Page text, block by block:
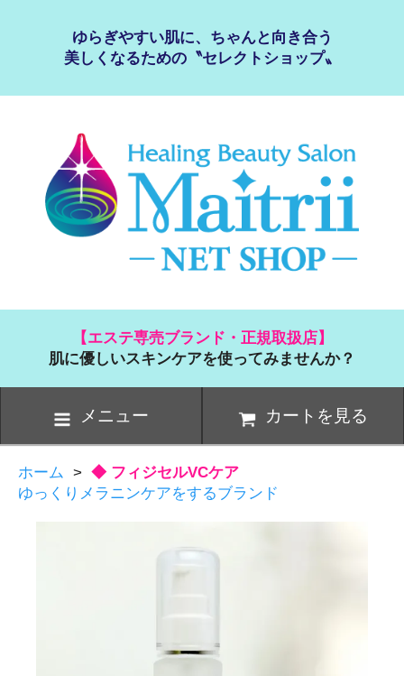
ゆらぎやすい肌に、ちゃんと向き合う
美しくなるための〝セレクトショップ〟
【エステ専売ブランド・正規取扱店】
肌に優しいスキンケアを使ってみませんか？
メニュー カートを見る
ホーム > ◆ フィジセルVCケア
ゆっくりメラニンケアをするブランド